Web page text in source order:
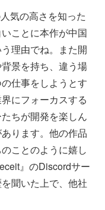
気の高さを知った
ことに本作が中国
理由でね。また開
景を持ち、違う場
仕事をしようとす
にフォーカスする
ちが開発を楽しん
ります。他の作品
ことのように嬉し
』のDiscordサー
聞いた上で、他社